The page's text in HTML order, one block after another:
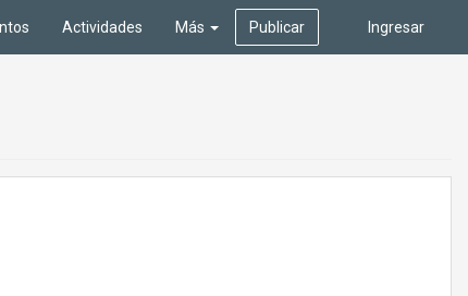
Ingresar
Actividades Más Publicar